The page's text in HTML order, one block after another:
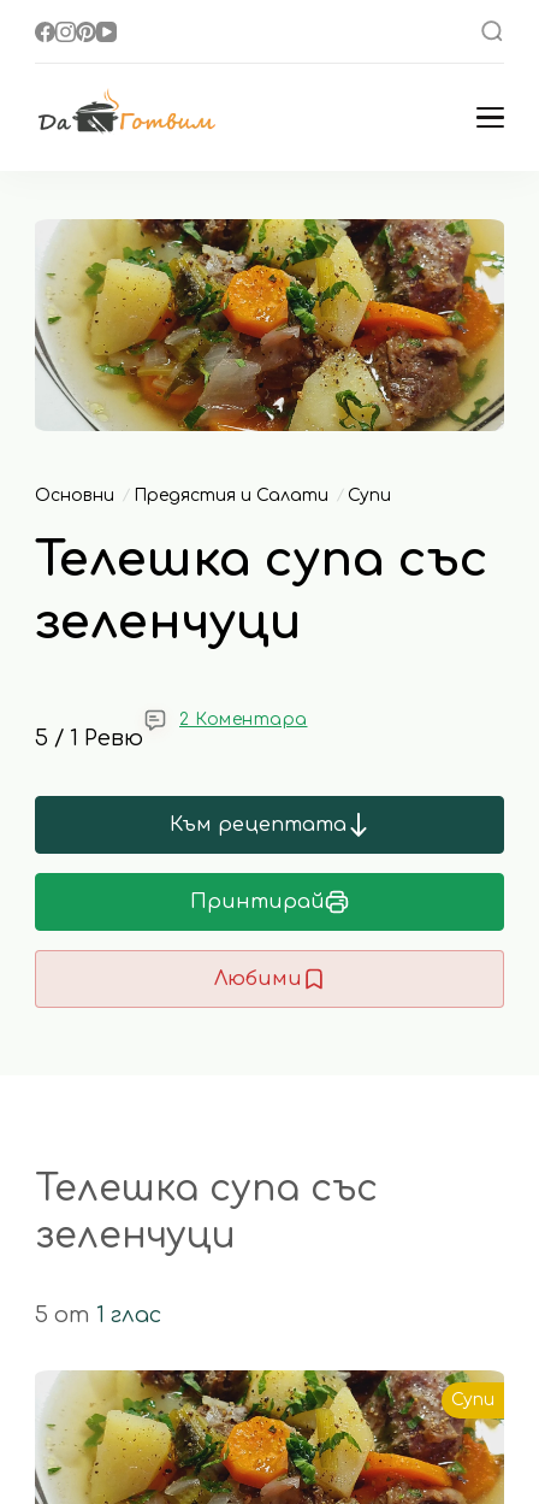
Основни Предястия и Салати Супи
Телешка супа със
зеленчуци
5 / 1 Ревю
2 Коментара
Към рецептата
Принтирай
Любими
Телешка супа със
зеленчуци
5 от 1 глас
Супи